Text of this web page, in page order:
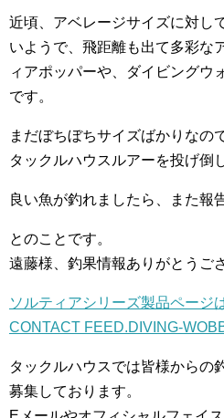
近頃、アベレージサイズに対し
いようで、飛距離も出て多彩な
ィアポッパーや、ダイビングウ
です。
まだぼちぼちサイズばかりなの
タックルハウスルアーを投げ倒
良い魚が釣れましたら、また報
とのことです。
遠藤様、釣果情報ありがとうご
ソルティアシリーズ製品ページ
CONTACT FEED.DIVING-
タックルハウスでは皆様からの
募集しております。